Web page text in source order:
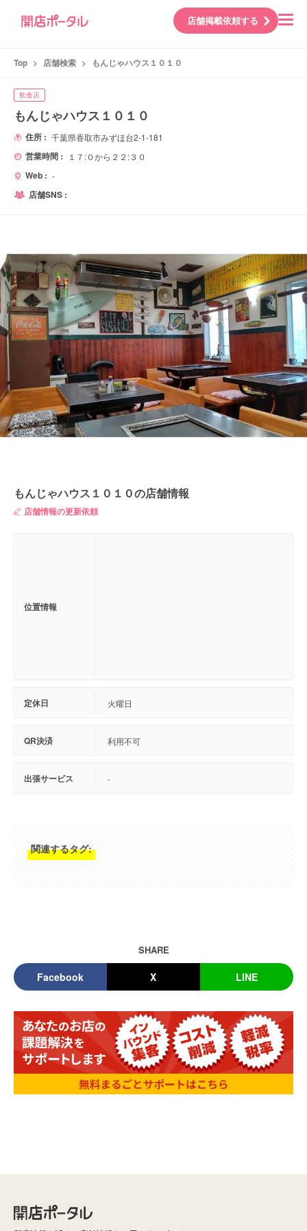
店舗掲載依頼する
Top > 店舗検索 > もんじゃハウス１０１０
飲食店
もんじゃハウス１０１０
住所 : 千葉県香取市みずほ台2-1-181
営業時間 : １７:０から２２:３０
Web : -
店舗SNS :
もんじゃハウス１０１０の店舗情報
店舗情報の更新依頼
位置情報
定休日 火曜日
QR決済 利用不可
出張サービス -
関連するタグ:
SHARE
Facebook X LINE